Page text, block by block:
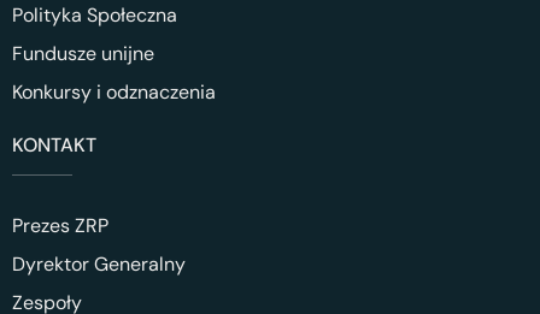
Polityka Społeczna
Fundusze unijne
Konkursy i odznaczenia
KONTAKT
Prezes ZRP
Dyrektor Generalny
Zespoły